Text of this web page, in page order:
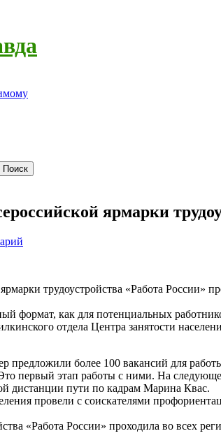
ярмарки
трудоустройства «Работа
формат, как для потенциальных
отдела Центра занятости
предложили более 100 вакансий для
первый этап работы с ними. На
дистанции пути по кад­рам Марина Квас.
провели с соискателями
«Работа России» проходила во всех